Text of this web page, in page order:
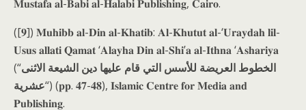
𝐌𝐮𝐬𝐭𝐚𝐟𝐚 𝐚𝐥-𝐁𝐚𝐛𝐢 𝐚𝐥-𝐇𝐚𝐥𝐚𝐛𝐢 𝐏𝐮𝐛𝐥𝐢𝐬𝐡𝐢𝐧𝐠, 𝐂𝐚𝐢𝐫𝐨.
([𝟗]) 𝐌𝐮𝐡𝐢𝐛𝐛 𝐚𝐥-𝐃𝐢𝐧 𝐚𝐥-𝐊𝐡𝐚𝐭𝐢𝐛: 𝐀𝐥-𝐊𝐡𝐮𝐭𝐮𝐭 𝐚𝐥-‘𝐔𝐫𝐚𝐲𝐝𝐚𝐡 𝐥𝐢𝐥-
𝐔𝐬𝐮𝐬 𝐚𝐥𝐥𝐚𝐭𝐢 𝐐𝐚𝐦𝐚𝐭 ‘𝐀𝐥𝐚𝐲𝐡𝐚 𝐃𝐢𝐧 𝐚𝐥-𝐒𝐡𝐢’𝐚 𝐚𝐥-𝐈𝐭𝐡𝐧𝐚 ‘𝐀𝐬𝐡𝐚𝐫𝐢𝐲𝐚
(“الخطوط العريضة للأسس التي قام عليها دين الشيعة الاثنى
عشرية“) (𝐩𝐩. 𝟒𝟕-𝟒𝟖), 𝐈𝐬𝐥𝐚𝐦𝐢𝐜 𝐂𝐞𝐧𝐭𝐫𝐞 𝐟𝐨𝐫 𝐌𝐞𝐝𝐢𝐚 𝐚𝐧𝐝
𝐏𝐮𝐛𝐥𝐢𝐬𝐡𝐢𝐧𝐠.